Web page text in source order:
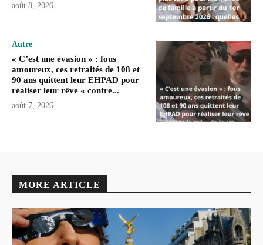
août 8, 2026
Autre
« C’est une évasion » : fous
amoureux, ces retraités de 108 et
90 ans quittent leur EHPAD pour
réaliser leur rêve « contre...
août 7, 2026
MORE ARTICLE